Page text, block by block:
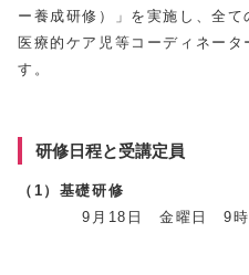
ー養成研修）」を実施し、全
医療的ケア児等コーディネー
す。
研修日程と受講定員
（1）基礎研修
9月18日 金曜日 9時か